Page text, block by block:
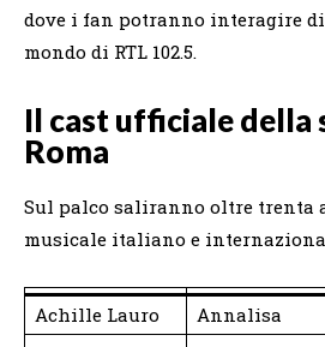
dove i fan potranno interagire
mondo di RTL 102.5.
Il cast ufficiale della
Roma
Sul palco saliranno oltre trenta
musicale italiano e
Achille Lauro Annalisa